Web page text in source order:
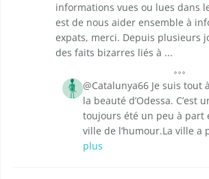
informations vues ou lues dans
est de nous aider ensemble à
expats, merci. Depuis plusieurs
des faits bizarres liés à ...
@Catalunya66 Je suis tout
la beauté d’Odessa. C’est
toujours été un peu à part
ville de l’humour.La ville a
plus